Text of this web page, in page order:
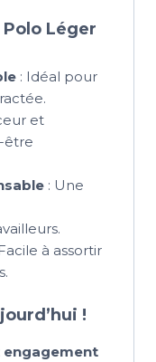
Léger
: Idéal pour
et
être
: Une
à assortir
!